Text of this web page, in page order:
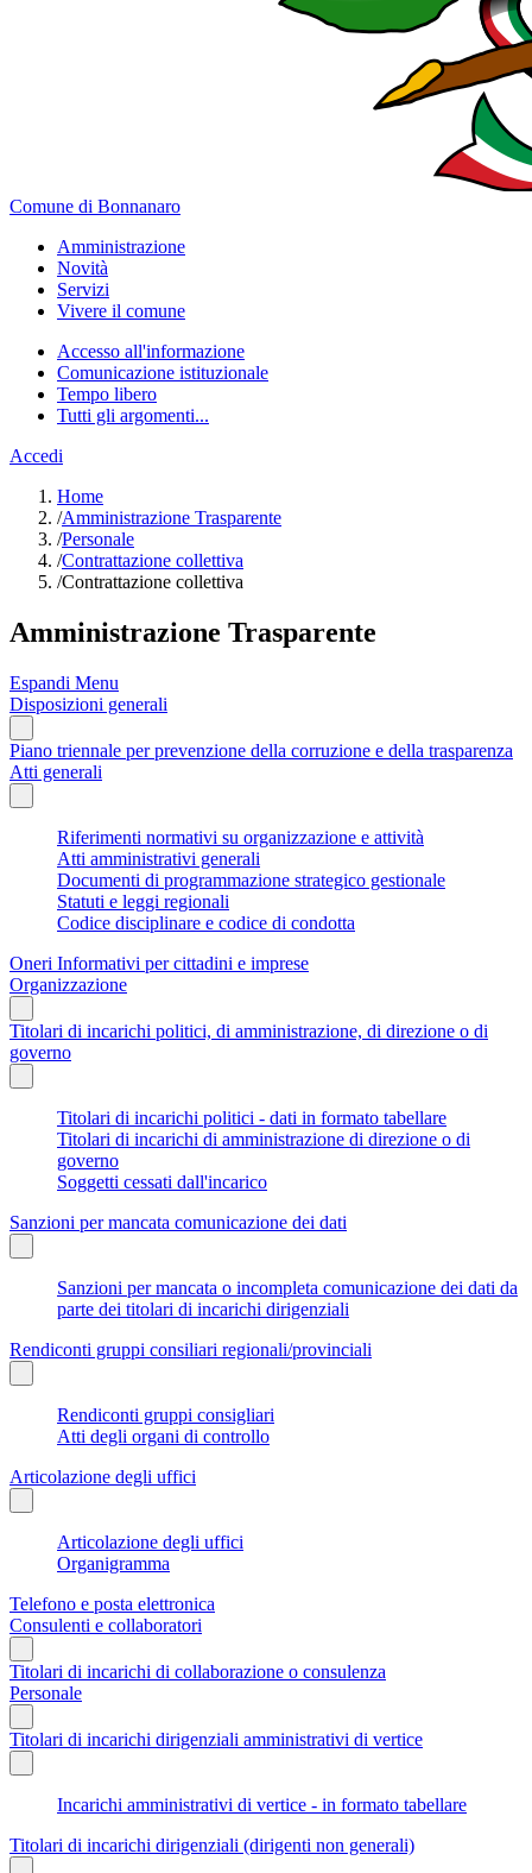
Comune di Bonnanaro
Amministrazione
Novità
Servizi
Vivere il comune
Accesso all'informazione
Comunicazione istituzionale
Tempo libero
Tutti gli argomenti...
Accedi
Home
/Amministrazione Trasparente
/Personale
/Contrattazione collettiva
/Contrattazione collettiva
Amministrazione Trasparente
Espandi Menu
Disposizioni generali
Piano triennale per prevenzione della corruzione e della trasparenza
Atti generali
Riferimenti normativi su organizzazione e attività
Atti amministrativi generali
Documenti di programmazione strategico gestionale
Statuti e leggi regionali
Codice disciplinare e codice di condotta
Oneri Informativi per cittadini e imprese
Organizzazione
Titolari di incarichi politici, di amministrazione, di direzione o di
governo
Titolari di incarichi politici - dati in formato tabellare
Titolari di incarichi di amministrazione di direzione o di
governo
Soggetti cessati dall'incarico
Sanzioni per mancata comunicazione dei dati
Sanzioni per mancata o incompleta comunicazione dei dati da
parte dei titolari di incarichi dirigenziali
Rendiconti gruppi consiliari regionali/provinciali
Rendiconti gruppi consigliari
Atti degli organi di controllo
Articolazione degli uffici
Articolazione degli uffici
Organigramma
Telefono e posta elettronica
Consulenti e collaboratori
Titolari di incarichi di collaborazione o consulenza
Personale
Titolari di incarichi dirigenziali amministrativi di vertice
Incarichi amministrativi di vertice - in formato tabellare
Titolari di incarichi dirigenziali (dirigenti non generali)